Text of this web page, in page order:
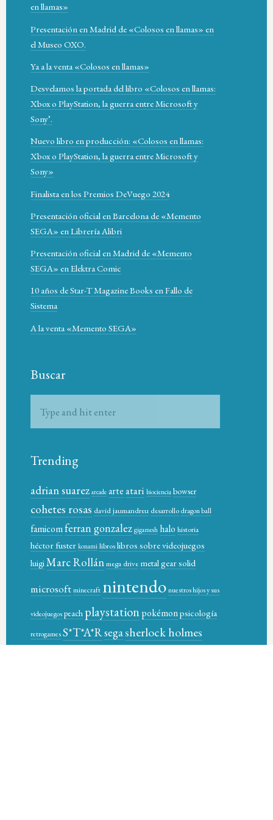
en llamas»
Presentación en Madrid de «Colosos en llamas» en
el Museo OXO.
Ya a la venta «Colosos en llamas»
Desvelamos la portada del libro «Colosos en llamas:
Xbox o PlayStation, la guerra entre Microsoft y
Sony’.
Nuevo libro en producción: «Colosos en llamas:
Xbox o PlayStation, la guerra entre Microsoft y
Sony»
Finalista en los Premios DeVuego 2024
Presentación oficial en Barcelona de «Memento
SEGA» en Librería Alibri
Presentación oficial en Madrid de «Memento
SEGA» en Elektra Comic
10 años de Star-T Magazine Books en Fallo de
Sistema
A la venta «Memento SEGA»
Buscar
Trending
adrian suarez arcade arteatari biociencia bowser
cohetes rosas david jaumandreu desarrollodragon ball
famicomferran gonzalez gigamesh halo historia
héctor fuster konami libroslibros sobre videojuegos
luigiMarc Rollánmega drive metal gear solid
microsoftminecraft nintendonuestros hijos y sus
videojuegospeach playstationpokémonpsicología
retrogamesS*T*A*Rsegasherlock holmes